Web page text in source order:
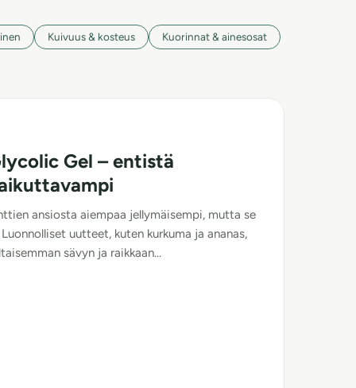
Kuivuus & kosteus Kuorinnat & ainesosat
Gel – entistä
ansiosta aiempaa jellymäisempi, mutta se
uutteet, kuten kurkuma ja ananas,
sävyn ja raikkaan...